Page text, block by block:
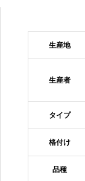
生産地
生産者
タイプ
格付け
品種